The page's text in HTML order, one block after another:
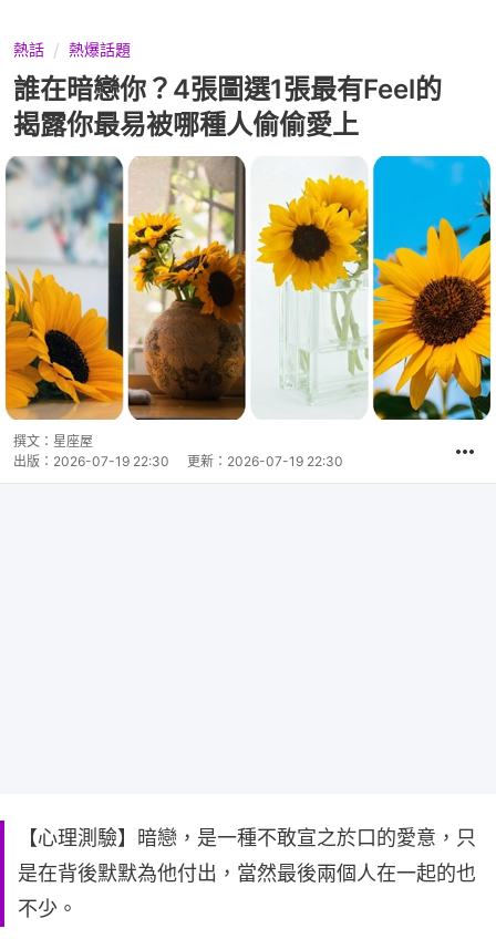
熱話 熱爆話題
誰在暗戀你？4張圖選1張最有Feel的
揭露你最易被哪種人偷偷愛上
撰文： 星座屋
出版： 2026-07-19 22:30 更新： 2026-07-19 22:30
【心理測驗】暗戀，是一種不敢宣之於口的愛意，只
是在背後默默為他付出，當然最後兩個人在一起的也
不少。